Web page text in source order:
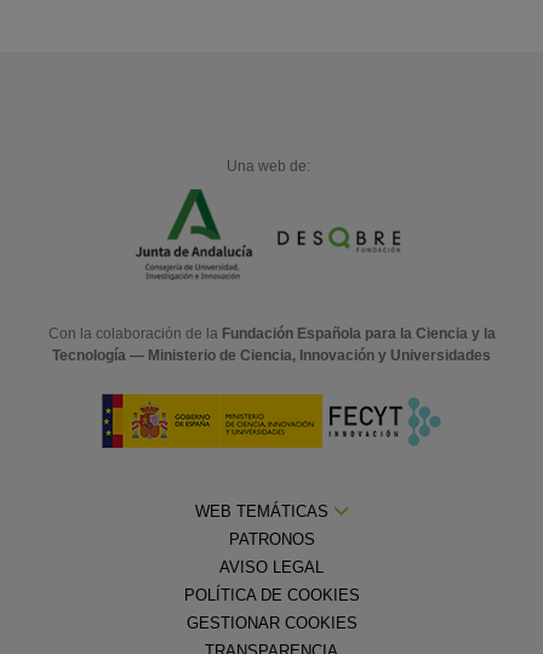
Una web de:
Con la colaboración de la Fundación Española para la Ciencia y la
Tecnología — Ministerio de Ciencia, Innovación y Universidades
WEB TEMÁTICAS
PATRONOS
AVISO LEGAL
POLÍTICA DE COOKIES
GESTIONAR COOKIES